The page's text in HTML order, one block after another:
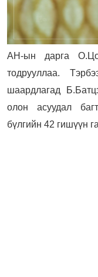
АН-ын дарга
тодрууллаа.
шаардлагад
олон асуудал
бүлгийн 42 гишүүн